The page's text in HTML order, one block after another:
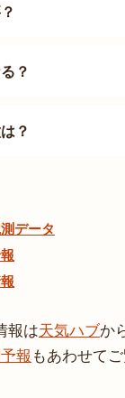
？
？
データ
報は天気ハブか
報 もあわせてご